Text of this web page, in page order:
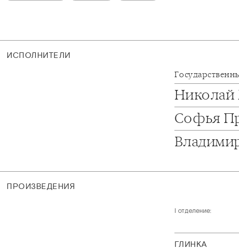
ИСПОЛНИТЕЛИ
Софья
ПРОИЗВЕДЕНИЯ
I отделение:
ГЛИНКА